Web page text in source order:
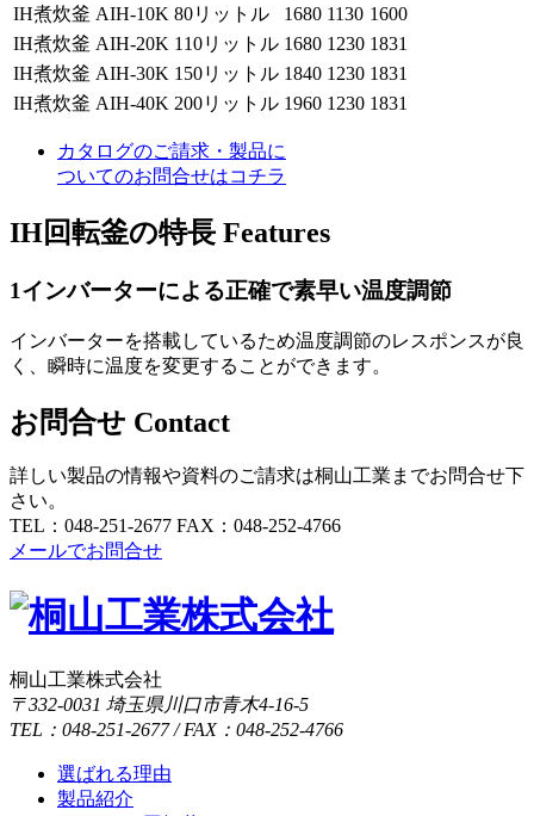
IH煮炊釜 AIH-10K 80リットル 1680 1130 1600
IH煮炊釜 AIH-20K 110リットル 1680 1230 1831
IH煮炊釜 AIH-30K 150リットル 1840 1230 1831
IH煮炊釜 AIH-40K 200リットル 1960 1230 1831
カタログのご請求・製品に
ついてのお問合せはコチラ
IH回転釜の特長 Features
1インバーターによる正確で素早い温度調節
インバーターを搭載しているため温度調節のレスポンスが良
く、瞬時に温度を変更することができます。
お問合せ Contact
詳しい製品の情報や資料のご請求は桐山工業までお問合せ下
さい。
TEL：048-251-2677 FAX：048-252-4766
メールでお問合せ
桐山工業株式会社
〒332-0031 埼玉県川口市青木4-16-5
TEL：048-251-2677 / FAX：048-252-4766
選ばれる理由
製品紹介